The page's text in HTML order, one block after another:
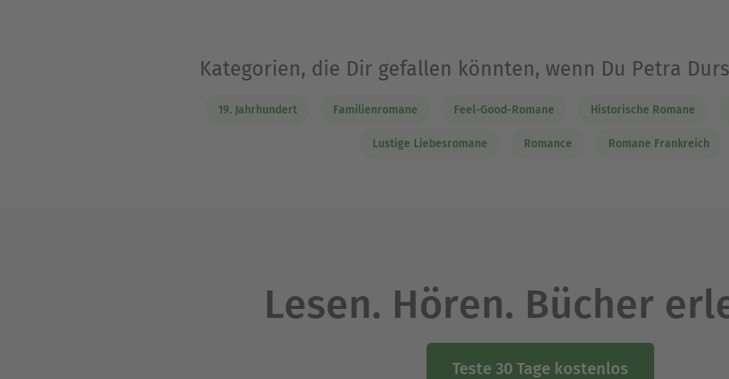
Kategorien, die Dir gefallen könnten, wenn Du Petra
19. Jahrhundert Familienromane Feel-Good-Romane Historische Romane
Lustige Liebesromane Romance Romane Frankreich
Lesen. Hören. Bücher
Teste 30 Tage kostenlos